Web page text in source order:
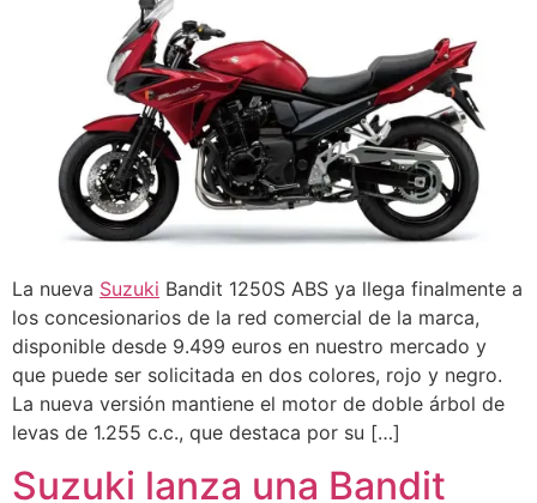
La nueva Suzuki Bandit 1250S ABS ya llega finalmente a
los concesionarios de la red comercial de la marca,
disponible desde 9.499 euros en nuestro mercado y
que puede ser solicitada en dos colores, rojo y negro.
La nueva versión mantiene el motor de doble árbol de
levas de 1.255 c.c., que destaca por su […]
Suzuki lanza una Bandit